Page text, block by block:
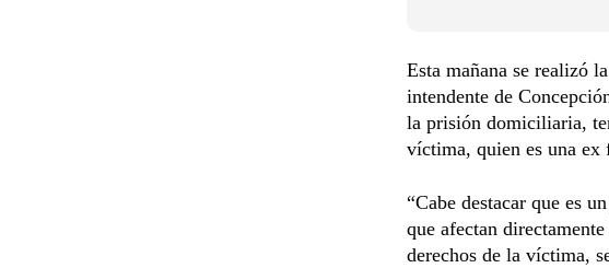
Esta mañana se realizó
intendente de
la prisión domiciliaria,
víctima, quien es una
“Cabe destacar que es
que afectan
derechos de la víctima,